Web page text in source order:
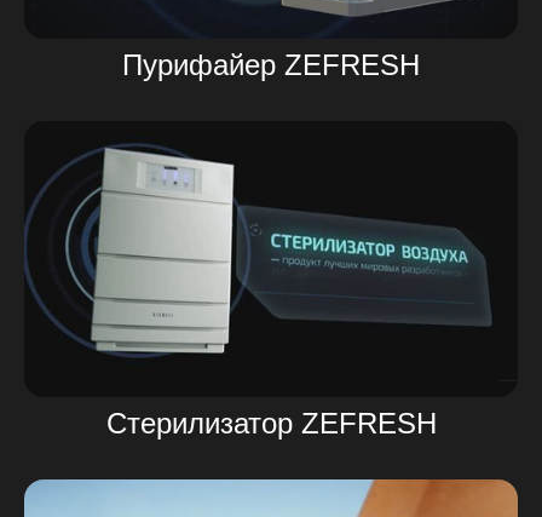
Пурифайер ZEFRESH
Стерилизатор ZEFRESH